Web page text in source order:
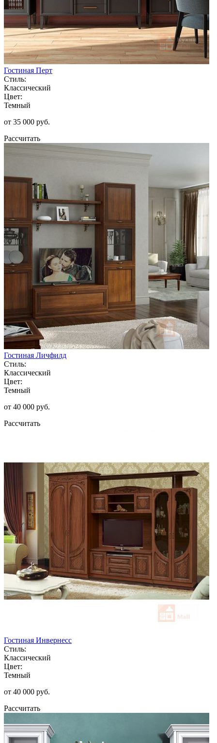
Гостиная Перт
Стиль:
Классический
Цвет:
Темный
от 35 000 руб.
Рассчитать
Гостиная Личфилд
Стиль:
Классический
Цвет:
Темный
от 40 000 руб.
Рассчитать
Гостиная Инвернесс
Стиль:
Классический
Цвет:
Темный
от 40 000 руб.
Рассчитать